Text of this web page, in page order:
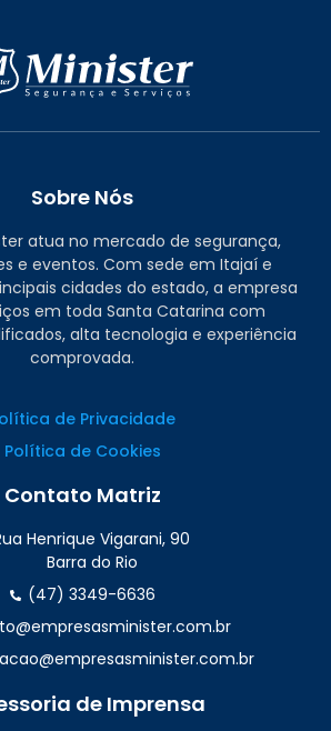
Sobre Nós
atua no mercado de segurança,
e eventos. Com sede em Itajaí e
cidades do estado, a empresa
em toda Santa Catarina com
alta tecnologia e experiência
comprovada.
de Privacidade
Política de Cookies
Contato Matriz
Henrique Vigarani, 90
Barra do Rio
(47) 3349-6636
(47) 99988.4642
de Imprensa